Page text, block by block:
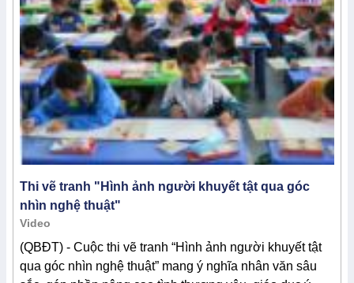
Thi vẽ tranh "Hình ảnh người khuyết tật qua góc
nhìn nghệ thuật"
Video
(QBĐT) - Cuộc thi vẽ tranh “Hình ảnh người khuyết tật
qua góc nhìn nghệ thuật” mang ý nghĩa nhân văn sâu